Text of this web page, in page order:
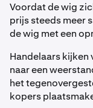
Voordat de wig
prijs steeds meer
de wig met een
Handelaars kijken
naar een
het
kopers